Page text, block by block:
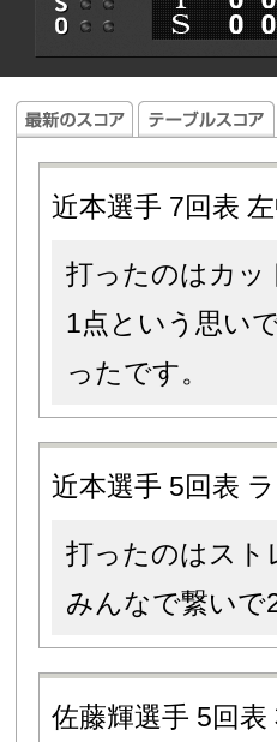
近本選手 7回表
打ったのはカッ
1点という思い
ったです。
近本選手 5回表
打ったのはスト
みんなで繋いで
佐藤輝選手 5回